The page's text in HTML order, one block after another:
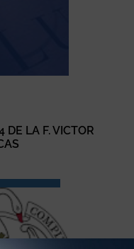
DE LA F. VICTOR